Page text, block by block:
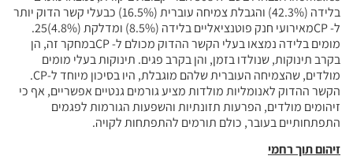
בלידה (42.3%) והגבלת צמיחה עוברית (16.5%) כבעלי קשר הדוק יותר
ל- CPמאירועי חנק פוטנציאליים בלידה (8.5%) ומדלקת (4.8%)25.
מומים בלידה נמצאו בעלי הקשר ההדוק מכולם ל- CPבמחקר זה, הן
בקרב תינוקות, שנולדו בזמן, והן בקרב פגים. תינוקות בעלי מומים
מולדים, שהצמיחה העוברית שלהם מוגבלת, היו בסיכון מיוחד ל-CP.
הקשר ההדוק לאנומליות מולדות מציע גורמים גנטיים אפשריים, אף כי
זיהומים מולדים, הפרעות תזונתיות והשפעות הגורמות לפגמים
התפתחותיים בעובר, כולם תורמים להתפתחות לקויה.
זיהום תוך רחמי